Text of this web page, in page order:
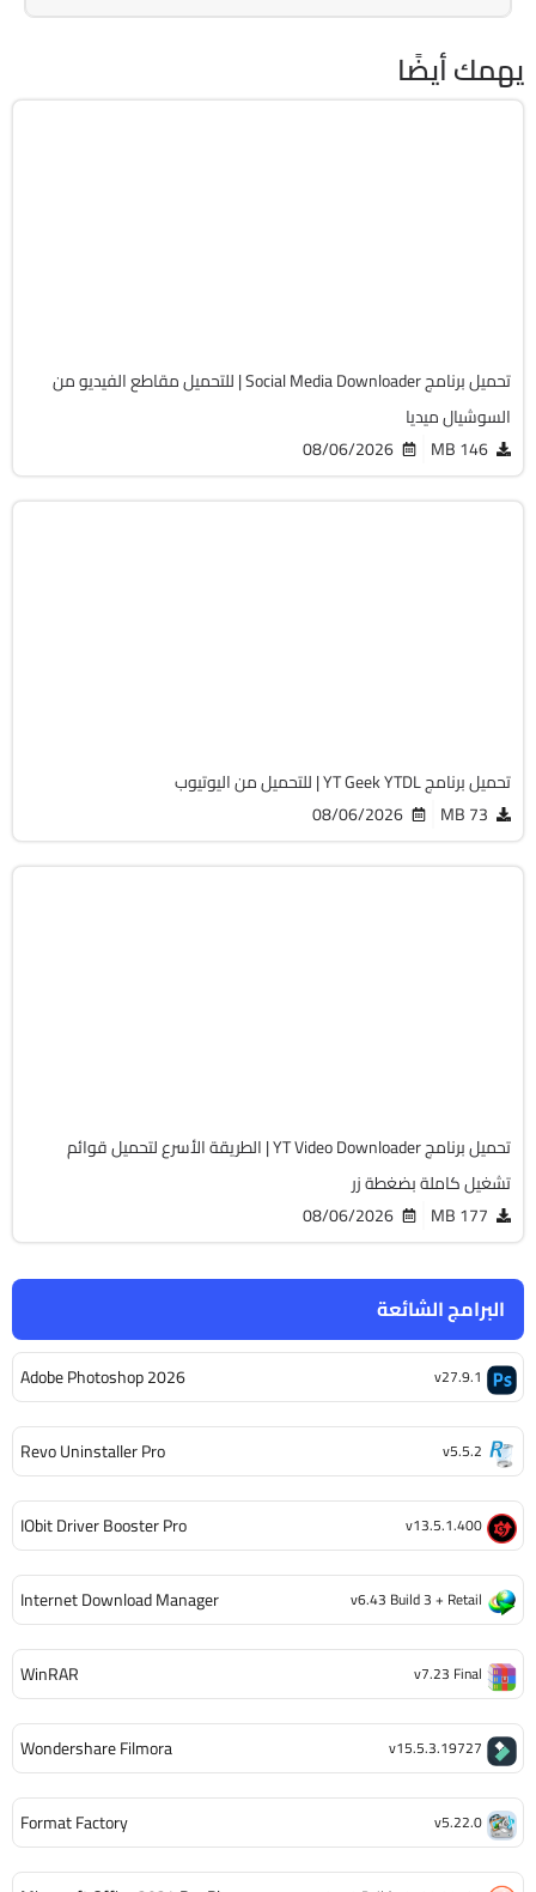
البرامج الشائعة
Adobe Photoshop 2026 v27.9.1
Revo Uninstaller Pro v5.5.2
IObit Driver Booster Pro v13.5.1.400
Internet Download Manager v6.43 Build 3 + Retail
WinRAR v7.23 Final
Wondershare Filmora v15.5.3.19727
Format Factory v5.22.0
يهمك أيضًا
تحميل برنامج Social Media Downloader | للتحميل مقاطع الفيديو من
السوشيال ميديا
146 MB
08/06/2026
تحميل برنامج YT Geek YTDL | للتحميل من اليوتيوب
73 MB
08/06/2026
تحميل برنامج YT Video Downloader | الطريقة الأسرع لتحميل قوائم
تشغيل كاملة بضغطة زر
177 MB
08/06/2026